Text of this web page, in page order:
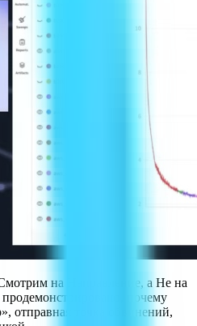
на Направление, а Не на
почему
отправная точка обвинений,